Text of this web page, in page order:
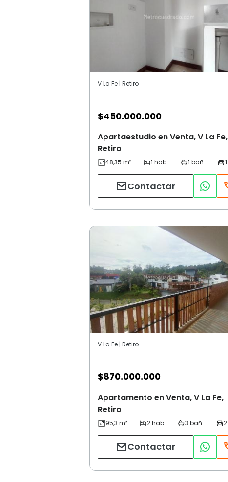
V La Fe | Retiro
$450.000.000
Apartaestudio en Venta, V La Fe,
Retiro
Contactar
V La Fe | Retiro
$870.000.000
Apartamento en Venta, V La Fe,
Retiro
Contactar